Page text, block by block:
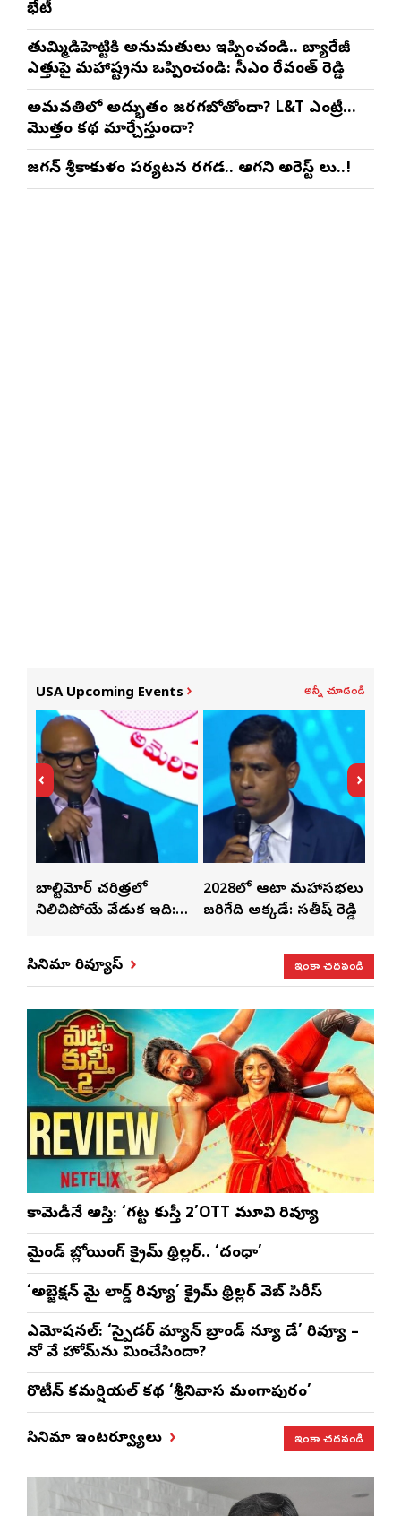
భేటీ
తుమ్మిడిహెట్టికి అనుమ‌తులు ఇప్పించండి.. బ్యారేజీ
ఎత్తుపై మ‌హారాష్ట్రను ఒప్పించండి: సీఎం రేవంత్ రెడ్డి
అమరావతిలో అద్భుతం జరగబోతోందా? L&T ఎంట్రీ…
మొత్తం కథ మార్చేస్తుందా?
జగన్ శ్రీకాకుళం పర్యటన రగడ.. ఆగని అరెస్ట్ లు..!
USA Upcoming Events అన్నీ చూడండి
బాల్టిమోర్ చరిత్రలో
నిలిచిపోయే వేడుక ఇది:
2028లో ఆటా మహాసభలు
జరిగేది అక్కడే: సతీష్ రెడ్డి
సినిమా రివ్యూస్ ఇంకా చదవండి
కామెడీనే ఆస్తి: ‘గట్ట కుస్తీ 2’OTT మూవి రివ్యూ
మైండ్ బ్లోయింగ్ క్రైమ్ థ్రిల్లర్.. ‘దంధా’
‘అబ్జెక్ష‌న్ మై లార్డ్ రివ్యూ’ క్రైమ్ థ్రిల్ల‌ర్ వెబ్ సిరీస్
ఎమోష‌న‌ల్‌: ‘స్పైడర్ మ్యాన్ బ్రాండ్ న్యూ డే’ రివ్యూ –
నో వే హోమ్‌ను మించేసిందా?
రొటీన్‌ కమర్షియల్‌ కథ ‘శ్రీనివాస మంగాపురం’
సినిమా ఇంటర్వ్యూలు ఇంకా చదవండి